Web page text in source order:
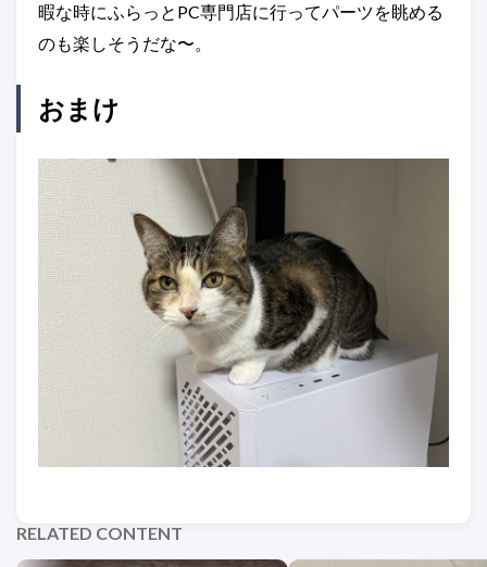
暇な時にふらっとPC専門店に行ってパーツを眺める
のも楽しそうだな〜。
おまけ
RELATED CONTENT